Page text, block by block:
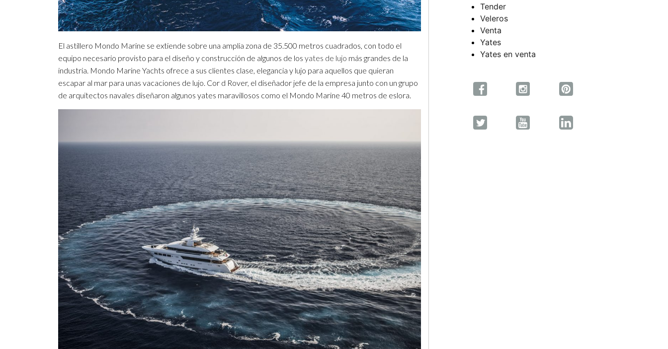
El astillero Mondo Marine se extiende sobre una amplia zona de 35.500 metros cuadrados, con todo el
equipo necesario provisto para el diseño y construcción de algunos de los yates de lujo más grandes de la
industria. Mondo Marine Yachts ofrece a sus clientes clase, elegancia y lujo para aquellos que quieran
escapar al mar para unas vacaciones de lujo. Cor d Rover, el diseñador jefe de la empresa junto con un grupo
de arquitectos navales diseñaron algunos yates maravillosos como el Mondo Marine 40 metros de eslora.
Tender
Veleros
Venta
Yates
Yates en venta